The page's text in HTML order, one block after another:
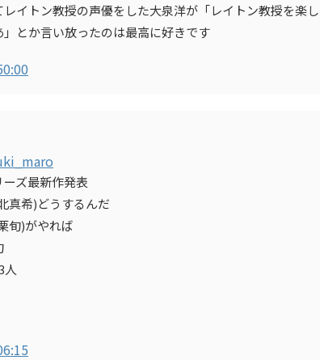
イトン教授の声優をした大泉洋が「レイトン教授を楽
」とか言い放ったのは最高に好きです
ズ最新作発表
真希)どうするんだ
旬)がやれば